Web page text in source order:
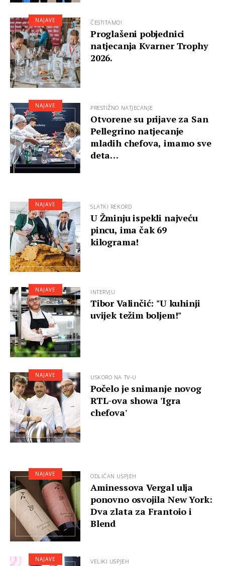
ČESTITAMO!
Proglašeni pobjednici
natjecanja Kvarner Trophy
2026.
NAJAVE
PRESTIŽNO NATJECANJE
Otvorene su prijave za San
Pellegrino natjecanje
mladih chefova, imamo sve
deta…
NAJAVE
SLATKI REKORD
U Žminju ispekli najveću
pincu, ima čak 69
kilograma!
NAJAVE
INTERVJU
Tibor Valinčić: "U kuhinji
uvijek težim boljem!"
NAJAVE
USKORO NA TV-U
Počelo je snimanje novog
RTL-ova showa 'Igra
chefova'
NAJAVE
ODLIČAN USPJEH
Aminessova Vergal ulja
ponovno osvojila New York:
Dva zlata za Frantoio i
Blend
NAJAVE
VELIKI USPJEH
NAJAVE